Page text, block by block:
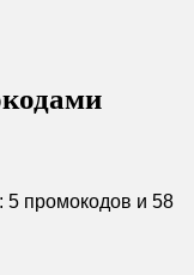
5 промокодов и 58